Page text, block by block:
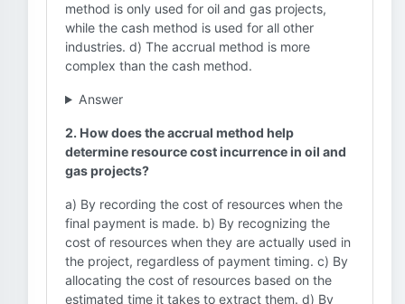
method is only used for oil and gas projects,
while the cash method is used for all other
industries. d) The accrual method is more
complex than the cash method.
Answer
2. How does the accrual method help
determine resource cost incurrence in oil and
gas projects?
a) By recording the cost of resources when the
final payment is made. b) By recognizing the
cost of resources when they are actually used in
the project, regardless of payment timing. c) By
allocating the cost of resources based on the
estimated time it takes to extract them. d) By